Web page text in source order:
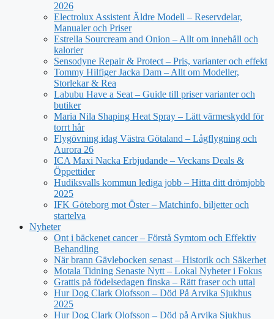
2026
Electrolux Assistent Äldre Modell – Reservdelar,
Manualer och Priser
Estrella Sourcream and Onion – Allt om innehåll och
kalorier
Sensodyne Repair & Protect – Pris, varianter och effekt
Tommy Hilfiger Jacka Dam – Allt om Modeller,
Storlekar & Rea
Labubu Have a Seat – Guide till priser varianter och
butiker
Maria Nila Shaping Heat Spray – Lätt värmeskydd för
torrt hår
Flygövning idag Västra Götaland – Lågflygning och
Aurora 26
ICA Maxi Nacka Erbjudande – Veckans Deals &
Öppettider
Hudiksvalls kommun lediga jobb – Hitta ditt drömjobb
2025
IFK Göteborg mot Öster – Matchinfo, biljetter och
startelva
Nyheter
Ont i bäckenet cancer – Förstå Symtom och Effektiv
Behandling
När brann Gävlebocken senast – Historik och Säkerhet
Motala Tidning Senaste Nytt – Lokal Nyheter i Fokus
Grattis på födelsedagen finska – Rätt fraser och uttal
Hur Dog Clark Olofsson – Död På Arvika Sjukhus
2025
Hur Dog Clark Olofsson – Död på Arvika Sjukhus